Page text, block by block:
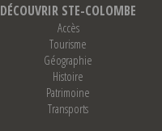
DÉCOUVRIR STE-COLOMBE
Accès
Tourisme
Géographie
Histoire
Patrimoine
Transports